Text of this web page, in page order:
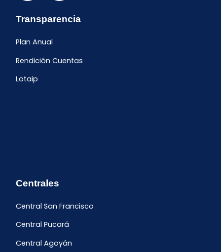
Transparencia
Plan Anual
Rendición Cuentas
Lotaip
Centrales
Central San Francisco
Central Pucará
Central Agoyán